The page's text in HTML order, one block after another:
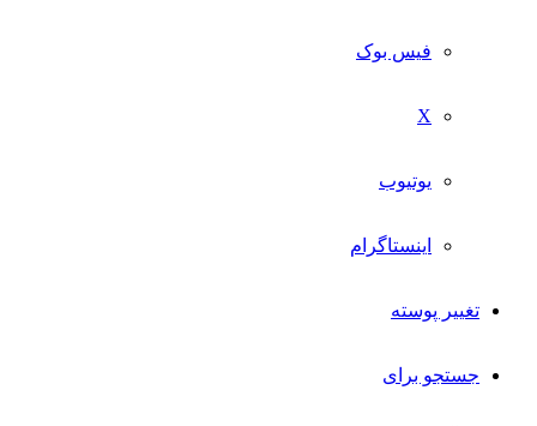
فیس بوک
X
یوتیوب
اینستاگرام
تغییر پوسته
جستجو برای